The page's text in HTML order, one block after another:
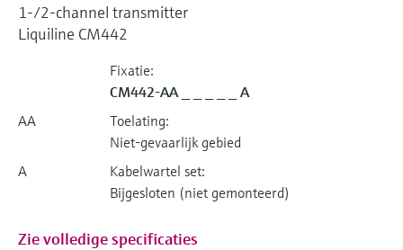
1-/2-channel transmitter
Liquiline CM442
Fixatie:
CM442-AA _ _ _ _ _ A
Toelating:
AA
Niet-gevaarlijk gebied
Kabelwartel set:
A
Bijgesloten (niet gemonteerd)
Zie volledige specificaties